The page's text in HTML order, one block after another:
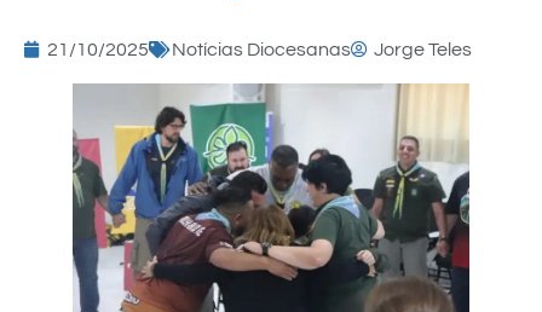
21/10/2025 Notícias Diocesanas Jorge Teles